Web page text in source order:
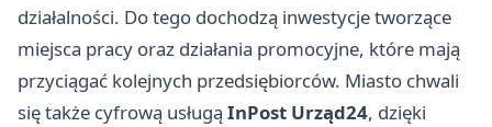
działalności. Do tego dochodzą inwestycje tworzące
miejsca pracy oraz działania promocyjne, które mają
przyciągać kolejnych przedsiębiorców. Miasto chwali
się także cyfrową usługą InPost Urząd24, dzięki